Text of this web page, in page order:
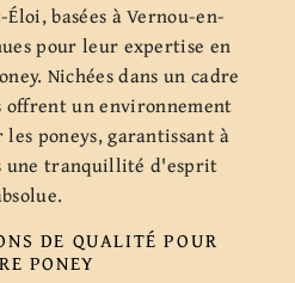
basées à Vernou-en-
pour leur expertise en
Nichées dans un cadre
un environnement
poneys, garantissant à
une tranquillité d'esprit
DE QUALITÉ POUR
PONEY